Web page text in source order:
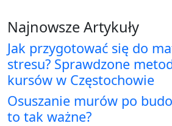
Najnowsze Artykuły
Jak przygotować się do
stresu? Sprawdzone
kursów w Częstochowie
Osuszanie murów po
to tak ważne?